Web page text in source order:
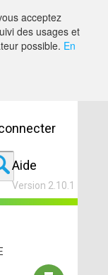
Aide
Version 2.10.1
acceptez
des usages et
possible. En